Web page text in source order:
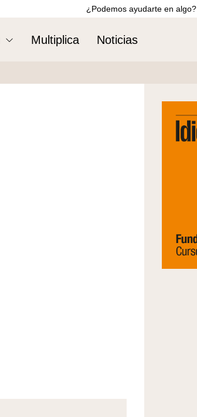
¿Podemos ayudarte en algo?
Multiplica Noticias